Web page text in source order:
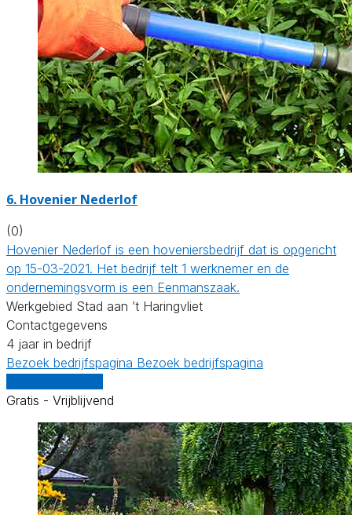
6. Hovenier Nederlof
(0)
Hovenier Nederlof is een hoveniersbedrijf dat is opgericht
op 15-03-2021. Het bedrijf telt 1 werknemer en de
ondernemingsvorm is een Eenmanszaak.
Werkgebied Stad aan ’t Haringvliet
Contactgegevens
4 jaar in bedrijf
Bezoek bedrijfspagina Bezoek bedrijfspagina
Gratis - Vrijblijvend